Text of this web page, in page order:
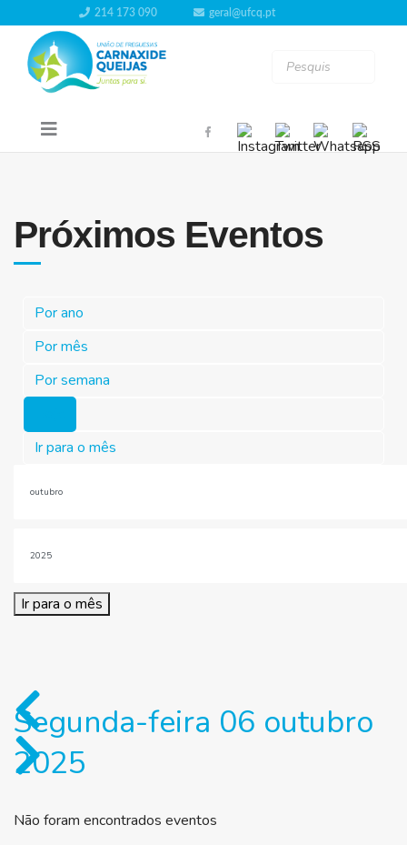
214 173 090 geral@ufcq.pt
Próximos Eventos
Por ano
Por mês
Por semana
Ir para o mês
Ir para o mês
Segunda-feira 06 outubro
2025
Não foram encontrados eventos